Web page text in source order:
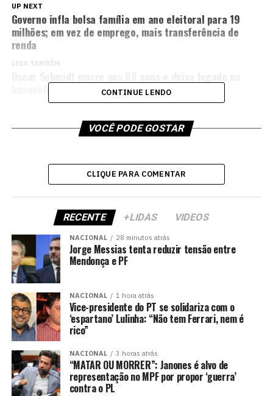
UP NEXT
Governo infla bolsa família em ano eleitoral para 19
milhões; em vez de emprego, mais transferência de
renda
LEIA TAMBÉM
basquete mundial
CONTINUE LENDO
VOCÊ PODE GOSTAR
CLIQUE PARA COMENTAR
RECENTE +LIDAS VIDEOS
NACIONAL 28 minutos atrás
Jorge Messias tenta reduzir tensão entre
Mendonça e PF
NACIONAL 1 hora atrás
Vice-presidente do PT se solidariza com o
‘espartano’ Lulinha: “Não tem Ferrari, nem é
rico”
NACIONAL 3 horas atrás
“MATAR OU MORRER”: Janones é alvo de
representação no MPF por propor ‘guerra’
contra o PL